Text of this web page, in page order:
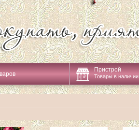
Пристрой
Товары в наличии